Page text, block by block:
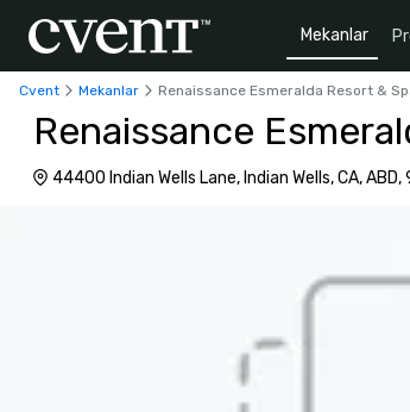
Mekanlar
Cvent Mekanlar Renaissance Esmeralda Resort &
Renaissance
44400 Indian Wells Lane, Indian Wells, CA, ABD,